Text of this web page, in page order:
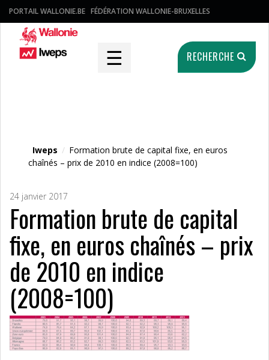
PORTAIL WALLONIE.BE FÉDÉRATION WALLONIE-BRUXELLES
☰ RECHERCHE
Iweps / Formation brute de capital fixe, en euros
chaînés – prix de 2010 en indice (2008=100)
24 janvier 2017
Formation brute de capital
fixe, en euros chaînés – prix
de 2010 en indice
(2008=100)